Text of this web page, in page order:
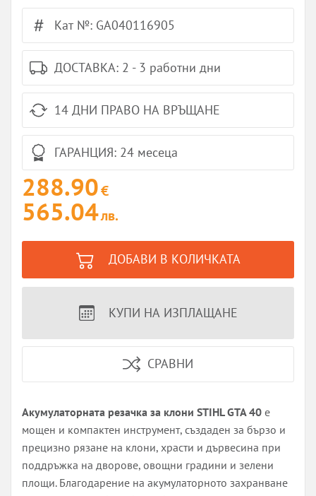
Кат №: GA040116905
ДОСТАВКА: 2 - 3 работни дни
14 ДНИ ПРАВО НА ВРЪЩАНЕ
ГАРАНЦИЯ: 24 месеца
288.90€
565.04лв.
ДОБАВИ В КОЛИЧКАТА
КУПИ НА ИЗПЛАЩАНЕ
СРАВНИ
Акумулаторната резачка за клони STIHL GTA 40 е
мощен и компактен инструмент, създаден за бързо и
прецизно рязане на клони, храсти и дървесина при
поддръжка на дворове, овощни градини и зелени
площи. Благодарение на акумулаторното захранване